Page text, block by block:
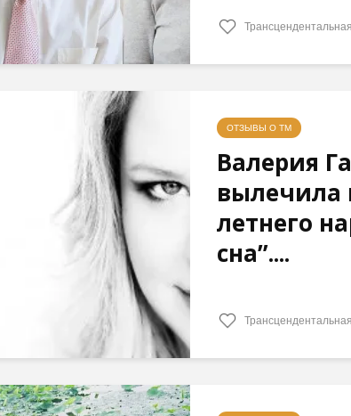
ОТЗЫВЫ О ТМ
Валерия
вылечила
летнего
сна”....